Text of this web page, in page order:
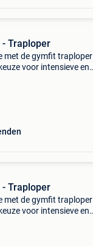
Traploper
met de gymfit traploper
voor intensieve en
Traploper
met de gymfit traploper
voor intensieve en